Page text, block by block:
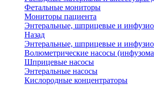
Фетальные мониторы
Мониторы пациента
Энтеральные, шприцевые и
Назад
Энтеральные, шприцевые и
Волюметрические насосы
Шприцевые насосы
Энтеральные насосы
Кислородные концентраторы